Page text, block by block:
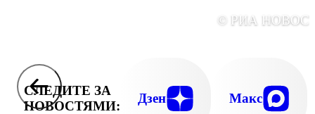
© РИА
СЛЕДИТЕ ЗА
НОВОСТЯМИ:
Дзен Макс